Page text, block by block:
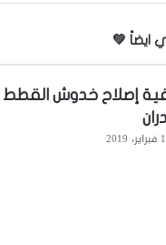
ايضاً 💚
إصلاح خدوش
2019